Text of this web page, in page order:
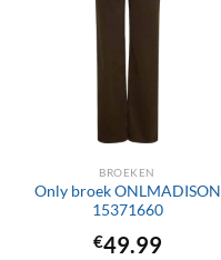
BROEKEN
Only broek ONLMADISON
15371660
€49.99